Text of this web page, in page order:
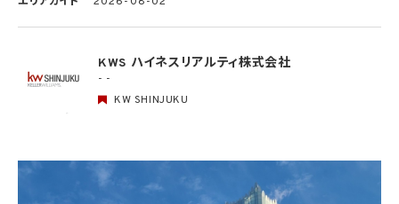
(2) 当該第三者による当該個人情報の取得の経緯
6. 個人情報の安全管理
当社は、個人情報の紛失、破壊、改ざん及び漏洩などのリスクに対して、個人情報の安全
全管理が図られるよう、必要かつ適切な監督を行います。当社の保有個人データに関す
る具体的な安全管理措置の内容は、以下のとおりです。
KWS ハイネスリアルティ株式会社
- -
KW SHINJUKU